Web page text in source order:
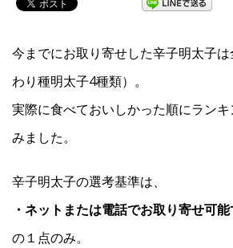
今までにお取り寄せした辛子明太子
わり種明太子4種類）。
実際に食べておいしかった順にラン
みました。
辛子明太子の選考基準は、
・ネットまたは電話でお取り寄せ可
の１点のみ。